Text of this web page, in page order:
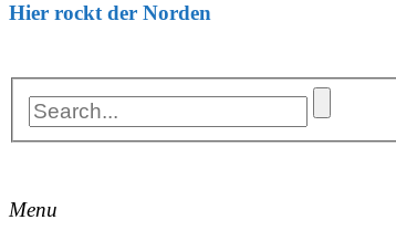
Hier rockt der Norden
Menu